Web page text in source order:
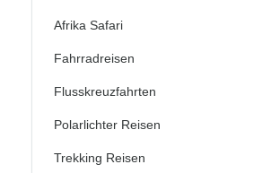
Afrika Safari
Fahrradreisen
Flusskreuzfahrten
Polarlichter Reisen
Trekking Reisen